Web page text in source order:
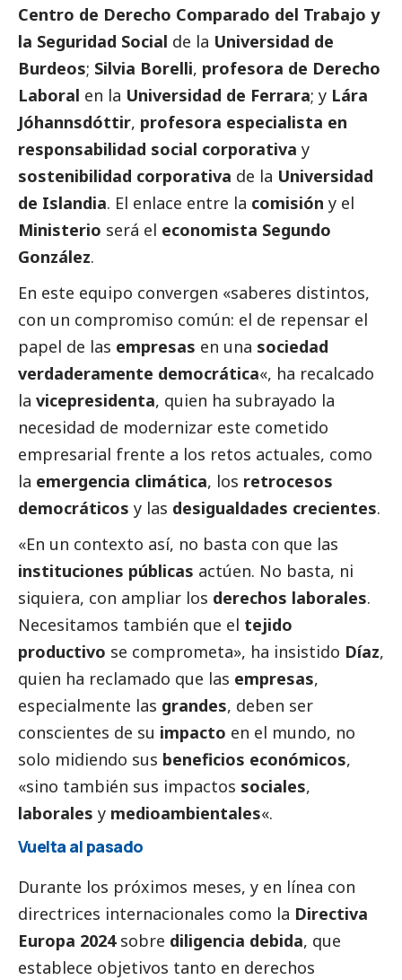
Centro de Derecho Comparado del Trabajo y
la Seguridad Social de la Universidad de
Burdeos; Silvia Borelli, profesora de Derecho
Laboral en la Universidad de Ferrara; y Lára
Jóhannsdóttir, profesora especialista en
responsabilidad social corporativa y
sostenibilidad corporativa de la Universidad
de Islandia. El enlace entre la comisión y el
Ministerio será el economista Segundo
González.
En este equipo convergen «saberes distintos,
con un compromiso común: el de repensar el
papel de las empresas en una sociedad
verdaderamente democrática«, ha recalcado
la vicepresidenta, quien ha subrayado la
necesidad de modernizar este cometido
empresarial frente a los retos actuales, como
la emergencia climática, los retrocesos
democráticos y las desigualdades crecientes.
«En un contexto así, no basta con que las
instituciones públicas actúen. No basta, ni
siquiera, con ampliar los derechos laborales.
Necesitamos también que el tejido
productivo se comprometa», ha insistido Díaz,
quien ha reclamado que las empresas,
especialmente las grandes, deben ser
conscientes de su impacto en el mundo, no
solo midiendo sus beneficios económicos,
«sino también sus impactos sociales,
laborales y medioambientales«.
Vuelta al pasado
Durante los próximos meses, y en línea con
directrices internacionales como la Directiva
Europa 2024sobre diligencia debida, que
establece objetivos tanto en derechos